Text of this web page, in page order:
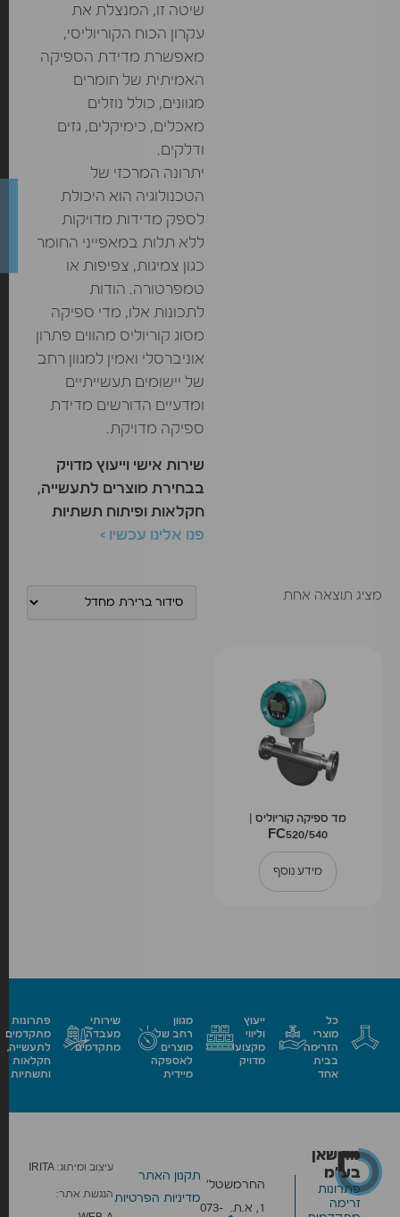
שיטה זו, המנצלת את
עקרון הכוח הקוריוליסי,
מאפשרת מדידת הספיקה
האמיתית של חומרים
מגוונים, כולל נוזלים
מאכלים, כימיקלים, גזים
ודלקים.
יתרונה המרכזי של
הטכנולוגיה הוא היכולת
לספק מדידות מדויקות
ללא תלות במאפייני החומר
כגון צמיגות, צפיפות או
טמפרטורה. הודות
לתכונות אלו, מדי ספיקה
מסוג קוריוליס מהווים פתרון
אוניברסלי ואמין למגוון רחב
של יישומים תעשייתיים
ומדעיים הדורשים מדידת
ספיקה מדויקת.
שירות אישי וייעוץ מדויק
בבחירת מוצרים לתעשייה,
חקלאות ופיתוח תשתיות
פנו אלינו עכשיו >
מציג תוצאה אחת
מד ספיקה קוריוליס |
FC520/540
מידע נוסף
כל
מוצרי
הזרימה
בבית
אחד
ייעוץ
וליווי
מקצועי
מדויק
מגוון
רחב של
מוצרים
לאספקה
מיידית
שירותי
מעבדה
מתקדמים
פתרונות
מתקדמים
לתעשייה,
חקלאות
ותשתיות
מד שאן
בע״מ
פתרונות
זרימה
החרמש
1, א.ת.
טל׳
073-
תקנון האתר
מדיניות הפרטיות
עיצוב ומיתוג: IRITA
הנגשת אתר: